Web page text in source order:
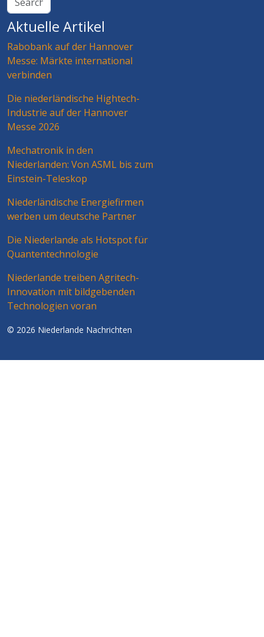
Aktuelle Artikel
Rabobank auf der Hannover
Messe: Märkte international
verbinden
Die niederländische Hightech-
Industrie auf der Hannover
Messe 2026
Mechatronik in den
Niederlanden: Von ASML bis zum
Einstein-Teleskop
Niederländische Energiefirmen
werben um deutsche Partner
Die Niederlande als Hotspot für
Quantentechnologie
Niederlande treiben Agritech-
Innovation mit bildgebenden
Technologien voran
© 2026 Niederlande Nachrichten